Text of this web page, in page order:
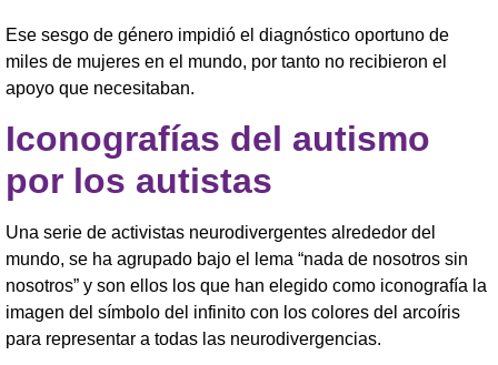
Ese sesgo de género impidió el diagnóstico oportuno de
miles de mujeres en el mundo, por tanto no recibieron el
apoyo que necesitaban.
Iconografías del autismo
por los autistas
Una serie de activistas neurodivergentes alrededor del
mundo, se ha agrupado bajo el lema “nada de nosotros sin
nosotros” y son ellos los que han elegido como iconografía la
imagen del símbolo del infinito con los colores del arcoíris
para representar a todas las neurodivergencias.